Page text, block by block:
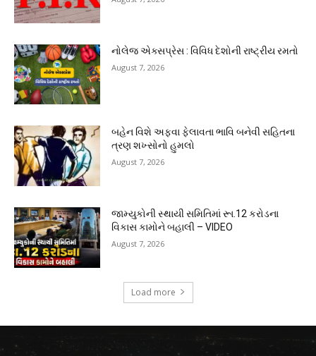
નોલેજ એક્સપ્રેસ : વિવિધ દેશોની રાષ્ટ્રીય રમતો
August 7, 2026
બહેન વિશે અફવા ફેલાવતા ભાવિ બનેવી સહિતના
ત્રણ શખ્સોનો હુમલો
August 7, 2026
જામ્યુકોની સ્થાયી સમિતિમાં રૂા.12 કરોડના
વિકાસ કામોને બહાલી – VIDEO
August 7, 2026
Load more